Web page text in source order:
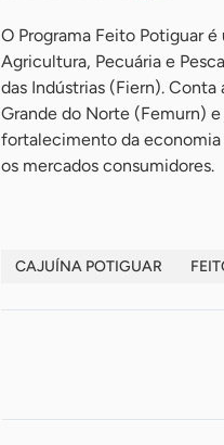
O Programa Feito Potiguar
Agricultura, Pecuária e
das Indústrias (Fiern).
Grande do Norte (Femurn)
fortalecimento da economia
os mercados consumidores.
CAJUÍNA POTIGUAR